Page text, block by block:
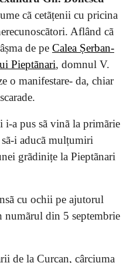
cã cetãțenii cu pricina
Aflând cã
de pe Calea Șerban-
Pieptãnari, domnul V.
o manifestare- da, chiar
i-a pus sã vinã la primãrie
i aducã mulțumiri
grãdinițe la Pieptãnari
cu ochii pe ajutorul
numãrul din 5 septembrie
de la Curcan, cârciuma